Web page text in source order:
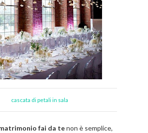
cascata di petali in sala
fai da tenon è semplice,